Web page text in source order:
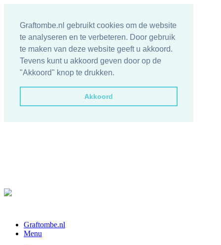
Graftombe.nl gebruikt cookies om de website
te analyseren en te verbeteren. Door gebruik
te maken van deze website geeft u akkoord.
Tevens kunt u akkoord geven door op de
"Akkoord" knop te drukken.
Akkoord
Graftombe.nl
Menu